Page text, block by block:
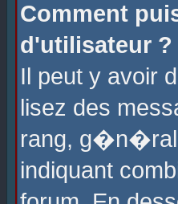
Comment
d'utilisateur ?
Il peut y avoir
lisez des
rang,
indiquant